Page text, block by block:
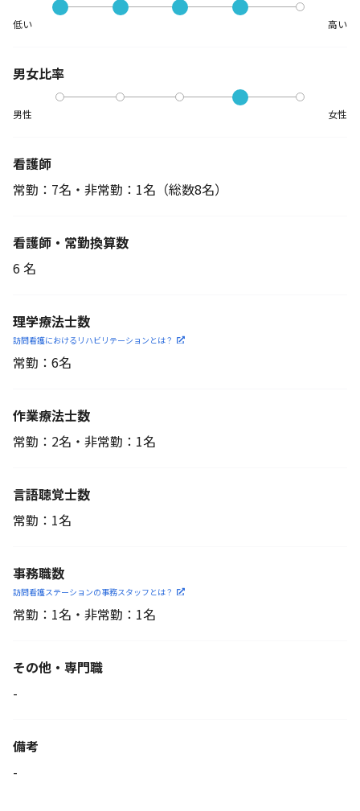
低い 高い
男女比率
男性 女性
看護師
常勤：7名・非常勤：1名 （総数8名）
看護師・常勤換算数
6 名
理学療法士数
訪問看護におけるリハビリ テーションとは？
常勤：6名
作業療法士数
常勤：2名・非常勤：1名
言語聴覚士数
常勤：1名
事務職数
訪問看護ステーションの事務スタッフとは？
常勤：1名・非常勤：1名
その他・専門職
-
備考
-